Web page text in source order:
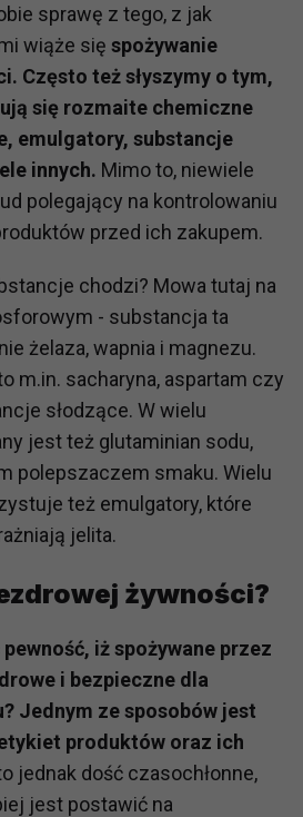
sprawę z tego, z jak
wiąże się spożywanie
Często też słyszymy o tym,
się rozmaite chemiczne
emulgatory, substancje
innych. Mimo to, niewiele
polegający na kontrolowaniu
przed ich zakupem.
chodzi? Mowa tutaj na
- substancja ta
żelaza, wapnia i magnezu.
m.in. sacharyna, aspartam czy
słodzące. W wielu
jest też glutaminian sodu,
polepszaczem smaku. Wielu
też emulgatory, które
jelita.
żywności?
iż spożywane przez
i bezpieczne dla
Jednym ze sposobów jest
produktów oraz ich
jednak dość czasochłonne,
jest postawić na